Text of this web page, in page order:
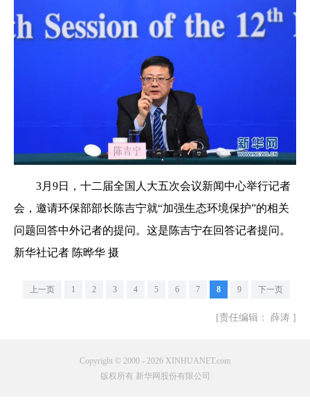
3月9日，十二届全国人大五次会议新闻中心举行记者
会，邀请环保部部长陈吉宁就“加强生态环境保护”的相关
问题回答中外记者的提问。这是陈吉宁在回答记者提问。
新华社记者 陈晔华 摄
上一页 1 2 3 4 5 6 7 8 9 下一页
[责任编辑： 薛涛 ]
Copyright © 2000 - 2026 XINHUANET.com
版权所有 新华网股份有限公司